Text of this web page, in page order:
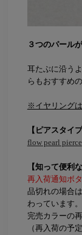
３つのパール
耳たぶに沿う
らもおすすめ
※イヤリングは
【ピアスタイ
flow pearl pierce
【知って便利
再入荷通知ボ
品切れの場合
わっています。
完売カラーの
（再入荷の予